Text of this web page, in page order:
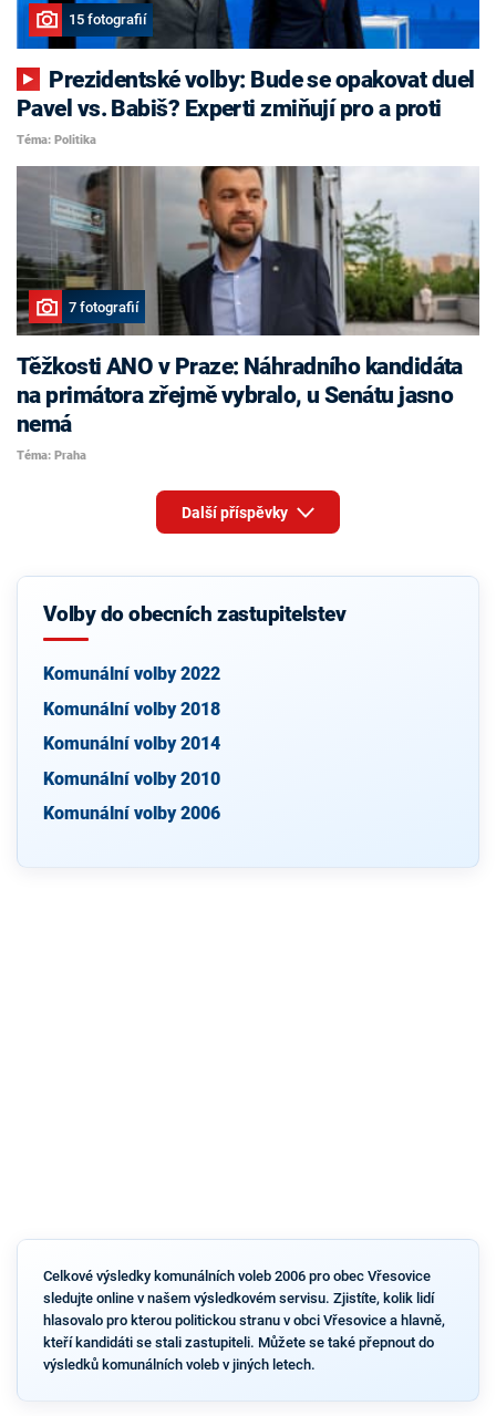
15 fotografií
Pavel vs. Babiš? Experti zmiňují pro a proti
Téma: Politika
7 fotografií
Těžkosti ANO v Praze: Náhradního kandidáta
na primátora zřejmě vybralo, u Senátu jasno
nemá
Téma: Praha
Další příspěvky
Volby do obecních zastupitelstev
Komunální volby 2022
Komunální volby 2018
Komunální volby 2014
Komunální volby 2010
Komunální volby 2006
Celkové výsledky komunálních voleb 2006 pro obec Vřesovice
sledujte online v našem výsledkovém servisu. Zjistíte, kolik lidí
hlasovalo pro kterou politickou stranu v obci Vřesovice a hlavně,
kteří kandidáti se stali zastupiteli. Můžete se také přepnout do
výsledků komunálních voleb v jiných letech.